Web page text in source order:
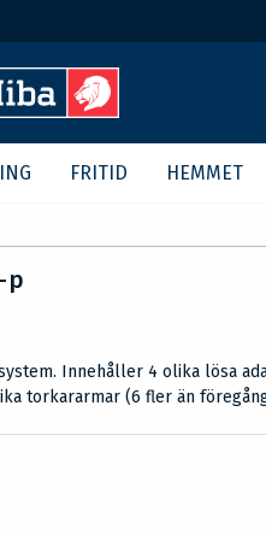
FRITID HEMMET
p
Innehåller 4 olika lösa
torkararmar (6 fler än